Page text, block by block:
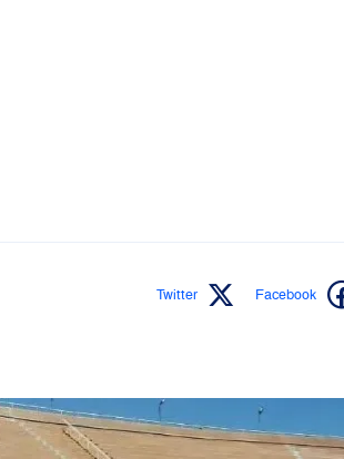
Facebook
Twitter